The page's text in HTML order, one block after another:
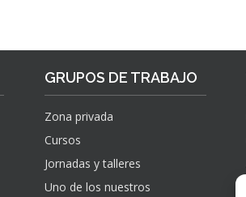
GRUPOS DE TRABAJO
Zona privada
Cursos
Jornadas y talleres
Uno de los nuestros